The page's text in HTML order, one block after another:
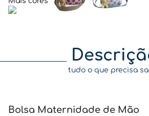
tudo o que precisa
Bolsa Maternidade de Mão